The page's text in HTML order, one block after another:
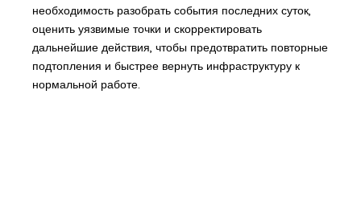
необходимость разобрать события последних суток,
оценить уязвимые точки и скорректировать
дальнейшие действия, чтобы предотвратить повторные
подтопления и быстрее вернуть инфраструктуру к
нормальной работе.